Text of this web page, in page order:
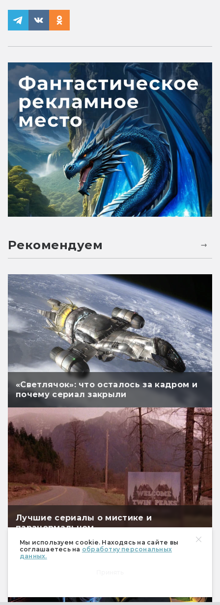
Мы используем cookie. Находясь на сайте вы
соглашаетесь на обработку персональных
данных.
Рекомендуем
«Светлячок»: что осталось за кадром и
почему сериал закрыли
Лучшие сериалы о мистике и
паранормальном